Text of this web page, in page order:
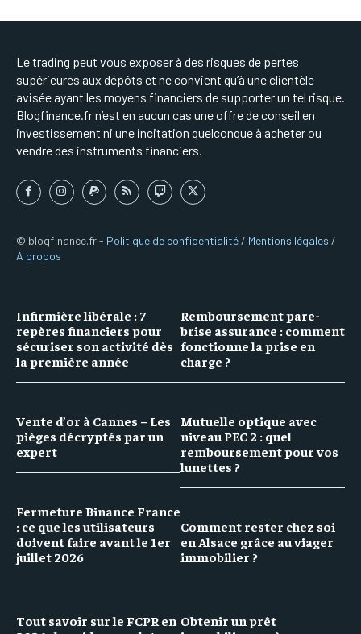
Le trading peut vous exposer à des risques de pertes
supérieures aux dépôts et ne convient qu’à une clientèle
avisée ayant les moyens financiers de supporter un tel risque.
Blogfinance.fr n’est en aucun cas une offre de conseil en
investissement ni une incitation quelconque à acheter ou
vendre des instruments financiers.
© blogfinance.fr - Politique de confidentialité / Mentions légales /
A propos
Infirmière libérale : 7
repères financiers pour
sécuriser son activité dès
la première année
Vente d’or à Cannes – Les
pièges décryptés par un
expert
Fermeture Binance France
: ce que les utilisateurs
doivent faire avant le 1er
juillet 2026
Remboursement pare-
brise assurance : comment
fonctionne la prise en
charge ?
Mutuelle optique avec
niveau PEC 2 : quel
remboursement pour vos
lunettes ?
Comment rester chez soi
en Alsace grâce au viager
immobilier ?
Tout savoir sur le FCPR en Obtenir un prêt